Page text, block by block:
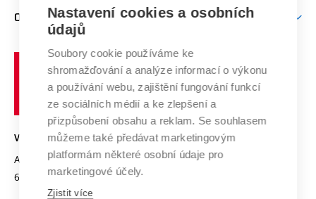
E-přihláška
Doktorské studium
Podpora podnikání
Mezinárodní vědecká rada
Systém zajišťování kvality výzkumu
Výzkumné infrastruktury
Transfer znalostí
Open Science
Projekty
Projekty ze strukturálních fondů
Specifický výzkum
Firemní spolupráce
Zahraniční spolupráce
Spolupráce se školami
Mezinárodní dohody
Univerzitní sítě
O UNIVERZITĚ
Profil univerzity
Udržitelná univerzita
Podnikavá univerzita / ContriBUTe
Bezpečná univerzita
Vyznamenání
Organizační struktura
učení
technické
Brně
VYSOKÉ UČENÍ TECHNICKÉ V BRNĚ
Antonínská 548/1
602 00 Brno
www.vut.cz
vut@vutbr.cz
Nastavení cookies a osobních
údajů
Soubory cookie používáme ke
shromažďování a analýze informací o výkonu
a používání webu, zajištění fungování funkcí
ze sociálních médií a ke zlepšení a
přizpůsobení obsahu a reklam. Se souhlasem
můžeme také předávat marketingovým
platformám některé osobní údaje pro
marketingové účely.
Zjistit více